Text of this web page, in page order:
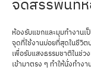
จัดสรรพื้นที่
ห้องรับแขกและมุมทำงาน
จุดที่ใช้งานบ่อยที่สุดในชีวิต
เพื่อรับแสงธรรมชาติในช่ว
เข้ามาตรง ๆ ทำให้นั่งทำ